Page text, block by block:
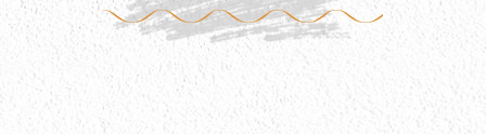
PODについて